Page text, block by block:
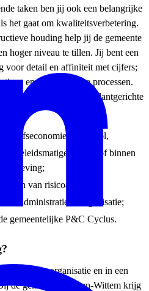
taken ben jij ook een belangrijke
het gaat om kwaliteitsverbetering.
houding help jij de gemeente
hoger niveau te tillen. Jij bent een
voor detail en affiniteit met cijfers;
en gemeentelijke processen.
en heb jij een klantgerichte
of control,
beleidsmatige functie of binnen
omgeving;
van risicoanalyses;
en administratieve organisatie;
gemeentelijke P&C Cyclus.
organisatie en in een
de gemeente Gulpen-Wittem krijg